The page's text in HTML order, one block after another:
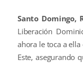
Santo Domingo,
Liberación
ahora le toca a
Este, asegurando